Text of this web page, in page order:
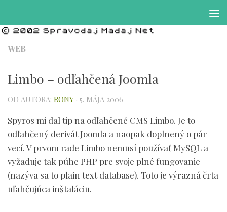
WEB
Limbo – odľahčená Joomla
OD AUTORA: RONY · 5. MÁJA 2006
Spyros mi dal tip na odľahčené CMS Limbo. Je to
odľahčený derivát Joomla a naopak doplnený o pár
vecí. V prvom rade Limbo nemusí používať MySQL a
vyžaduje tak púhe PHP pre svoje plné fungovanie
(nazýva sa to plain text database). Toto je výrazná črta
uľahčujúca inštaláciu.